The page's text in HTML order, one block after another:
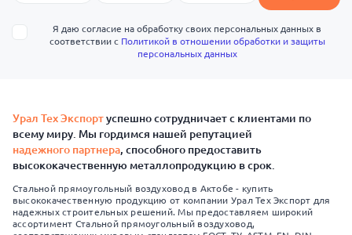
Я даю согласие на обработку своих персональных данных в
соответствии с Политикой в отношении обработки и защиты
персональных данных
Урал Тех Экспортуспешно сотрудничает с клиентами по
всему миру. Мы гордимся нашей репутацией
надежного партнера, способного предоставить
высококачественную металлопродукцию в срок.
Стальной прямоугольный воздуховод в Актобе - купить
высококачественную продукцию от компании Урал Тех Экспорт для
надежных строительных решений. Мы предоставляем широкий
ассортимент Стальной прямоугольный воздуховод,